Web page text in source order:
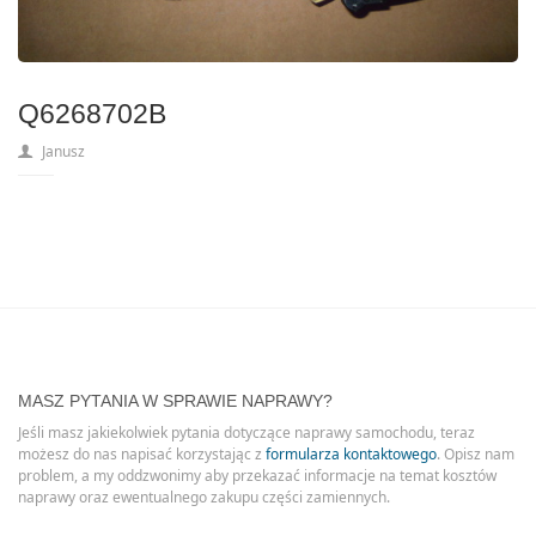
Q6268702B
Janusz
MASZ PYTANIA W SPRAWIE NAPRAWY?
Jeśli masz jakiekolwiek pytania dotyczące naprawy samochodu, teraz
możesz do nas napisać korzystając z formularza kontaktowego. Opisz nam
problem, a my oddzwonimy aby przekazać informacje na temat kosztów
naprawy oraz ewentualnego zakupu części zamiennych.